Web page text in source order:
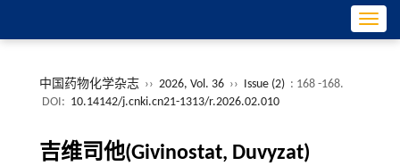
中国药物化学杂志 ›› 2026, Vol. 36 ›› Issue (2) : 168 -168.
DOI: 10.14142/j.cnki.cn21-1313/r.2026.02.010
吉维司他(Givinostat, Duvyzat)